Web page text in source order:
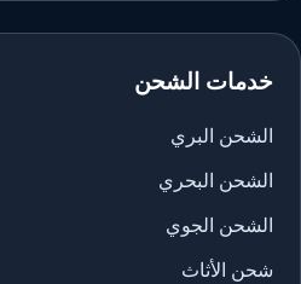
خدمات الشحن
الشحن البري
الشحن البحري
الشحن الجوي
شحن الأثاث